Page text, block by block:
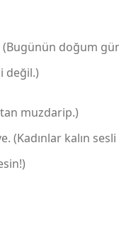
(Bugünün doğum
değil.)
muzdarip.)
(Kadınlar kalın